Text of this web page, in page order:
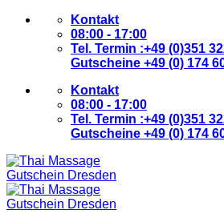
Zum
Kontakt
08:00 - 17:00
Tel. Termin :+49 (0)351
Gutscheine +49 (0) 174
Kontakt
08:00 - 17:00
Tel. Termin :+49 (0)351
Gutscheine +49 (0) 174